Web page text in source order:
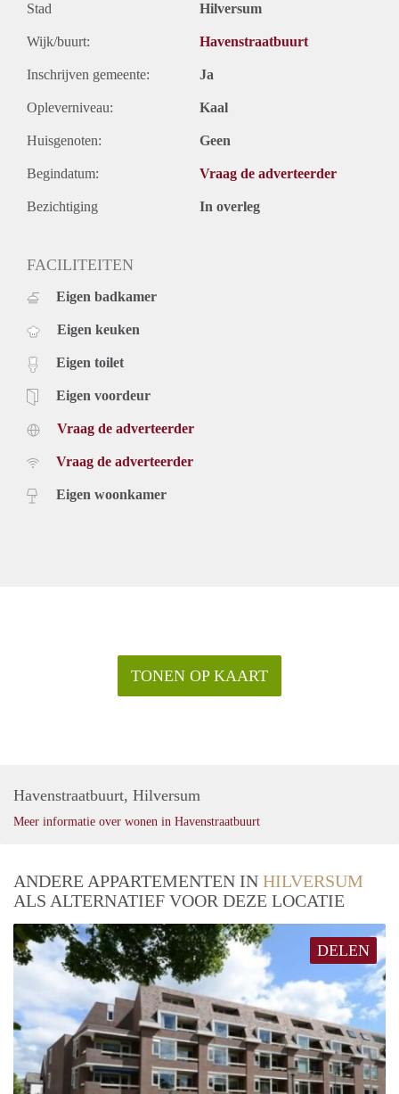
Stad Hilversum
Wijk/buurt: Havenstraatbuurt
Inschrijven gemeente: Ja
Opleverniveau: Kaal
Huisgenoten: Geen
Begindatum: Vraag de adverteerder
Bezichtiging In overleg
FACILITEITEN
Eigen badkamer
Eigen keuken
Eigen toilet
Eigen voordeur
Vraag de adverteerder
Vraag de adverteerder
Eigen woonkamer
TONEN OP KAART
Havenstraatbuurt, Hilversum
Meer informatie over wonen in Havenstraatbuurt
ANDERE APPARTEMENTEN IN HILVERSUM
ALS ALTERNATIEF VOOR DEZE LOCATIE
DELEN